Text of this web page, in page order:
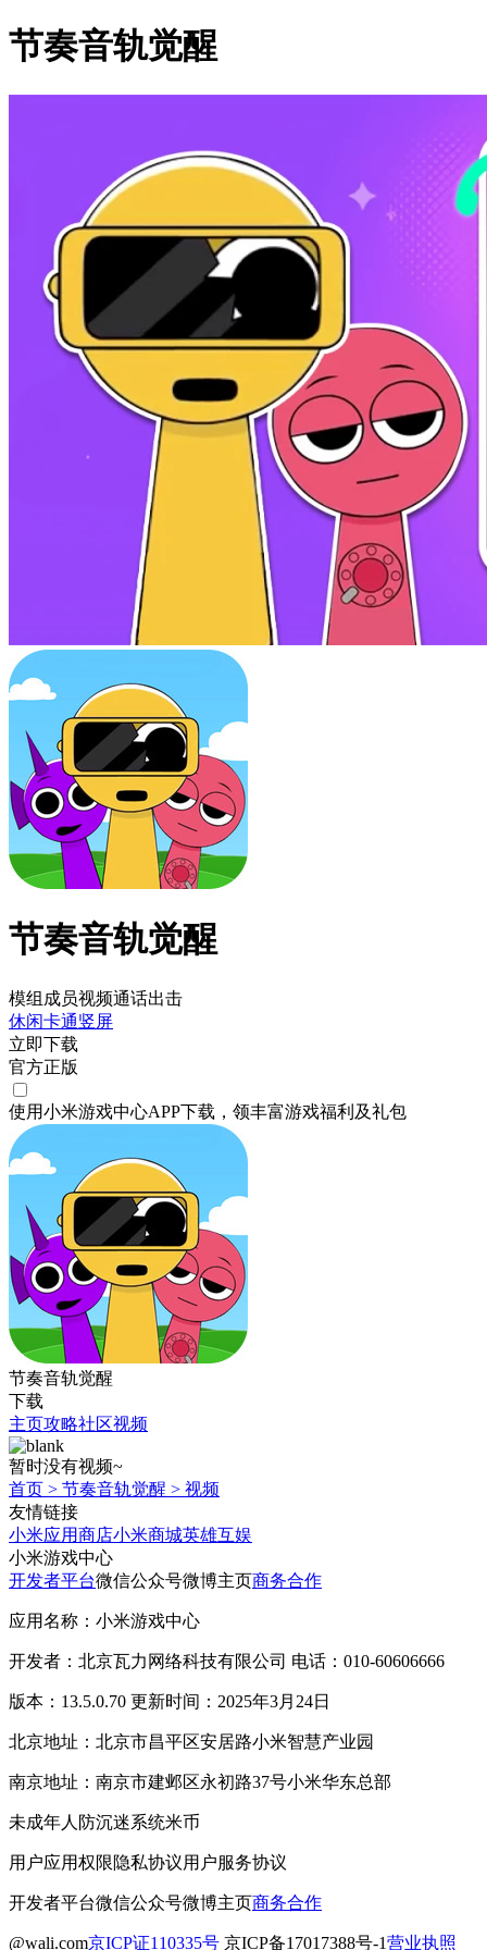
节奏音轨觉醒
节奏音轨觉醒
模组成员视频通话出击
休闲卡通竖屏
立即下载
官方正版
使用小米游戏中心APP下载 ，领丰富游戏福利 及礼包
节奏音轨觉醒
下载
主页攻略社区视频
暂时没有视频~
首页 > 节奏音轨觉醒 > 视频
友情链接
小米应用商店小米商城英雄互娱
小米游戏中心
开发者平台微信公众号微博主页商务合作
应用名称：小米游戏中心
开发者：北京瓦力网络科技有限公司 电话：010-60606666
版本：13.5.0.70 更新时间：2025年3月24日
北京地址：北京市昌平区安居路小米智慧产业园
南京地址：南京市建邺区永初路37号小米华东总部
未成年人防沉迷系统米币
用户应用权限隐私协议用户服务协议
开发者平台微信公众号微博主页商务合作
@wali.com京ICP证110335号 京ICP备17017388号-1营业执照